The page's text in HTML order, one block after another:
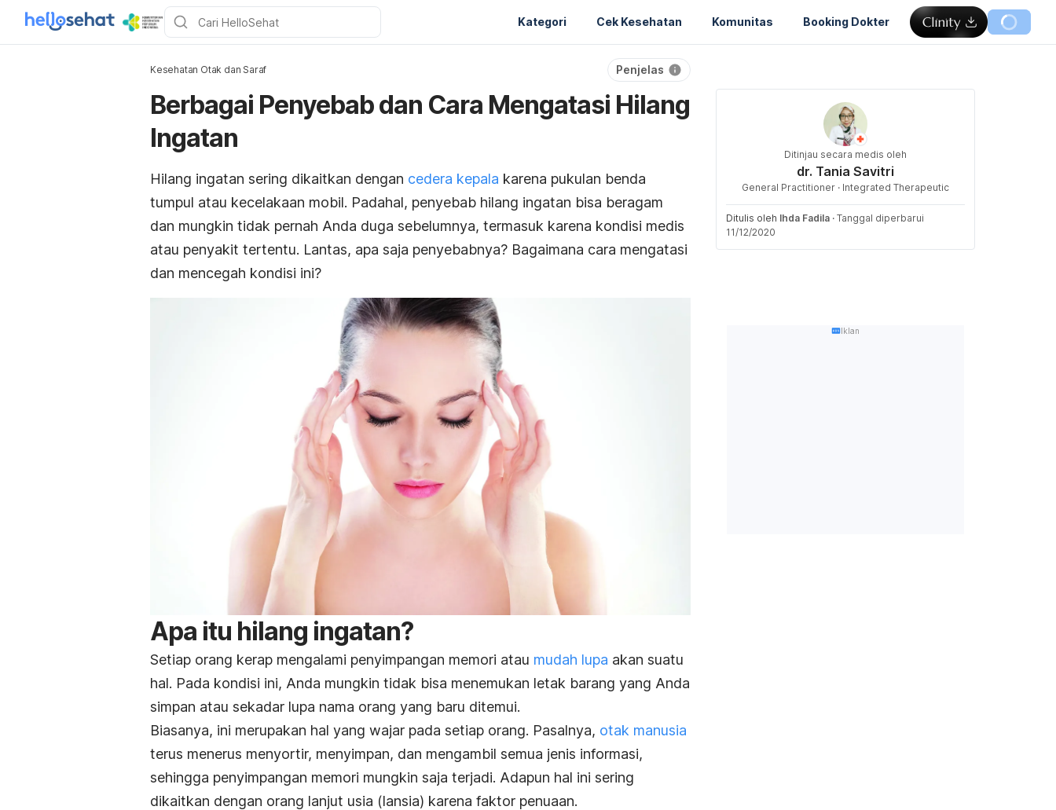
Kategori Cek Kesehatan Komunitas Booking Dokter
Kesehatan Otak dan Saraf Penjelas
Berbagai Penyebab dan Cara Mengatasi Hilang
Ingatan
Hilang ingatan sering dikaitkan dengan cedera kepala karena pukulan benda
tumpul atau kecelakaan mobil. Padahal, penyebab hilang ingatan bisa beragam
dan mungkin tidak pernah Anda duga sebelumnya, termasuk karena kondisi medis
atau penyakit tertentu. Lantas, apa saja penyebabnya? Bagaimana cara mengatasi
dan mencegah kondisi ini?
Apa itu hilang ingatan?
Setiap orang kerap mengalami penyimpangan memori atau mudah lupa akan suatu
hal. Pada kondisi ini, Anda mungkin tidak bisa menemukan letak barang yang Anda
simpan atau sekadar lupa nama orang yang baru ditemui.
Biasanya, ini merupakan hal yang wajar pada setiap orang. Pasalnya, otak manusia
terus menerus menyortir, menyimpan, dan mengambil semua jenis informasi,
sehingga penyimpangan memori mungkin saja terjadi. Adapun hal ini sering
dikaitkan dengan orang lanjut usia (lansia) karena faktor penuaan.
Ditinjau secara medis oleh
dr. Tania Savitri
General Practitioner · Integrated Therapeutic
Ditulis oleh Ihda Fadila · Tanggal diperbarui
11/12/2020
Iklan